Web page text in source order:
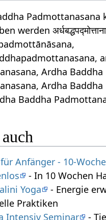
Padmottanasana
werden
Ardha Baddha
Ardha
Baddha
Anfänger - 10-
- In 10 Wochen
Yoga
- Energie
Praktiken
Intensiv Seminar
-